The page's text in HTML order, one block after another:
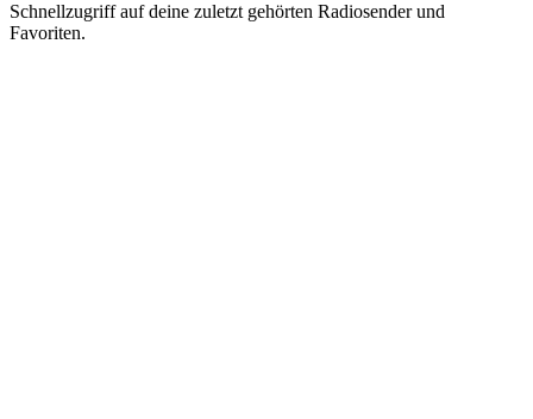
Schnellzugriff auf deine zuletzt gehörten Radiosender und
Favoriten.